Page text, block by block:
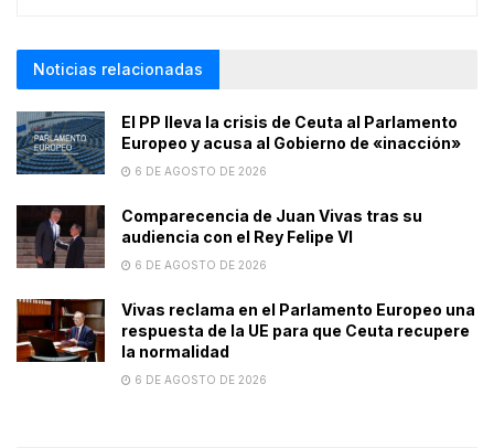
Noticias relacionadas
El PP lleva la crisis de Ceuta al Parlamento
Europeo y acusa al Gobierno de «inacción»
6 DE AGOSTO DE 2026
Comparecencia de Juan Vivas tras su
audiencia con el Rey Felipe VI
6 DE AGOSTO DE 2026
Vivas reclama en el Parlamento Europeo una
respuesta de la UE para que Ceuta recupere
la normalidad
6 DE AGOSTO DE 2026